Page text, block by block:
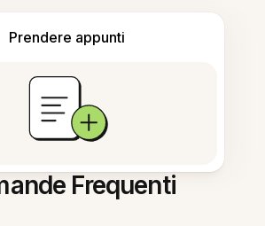
Prendere appunti
Frequenti